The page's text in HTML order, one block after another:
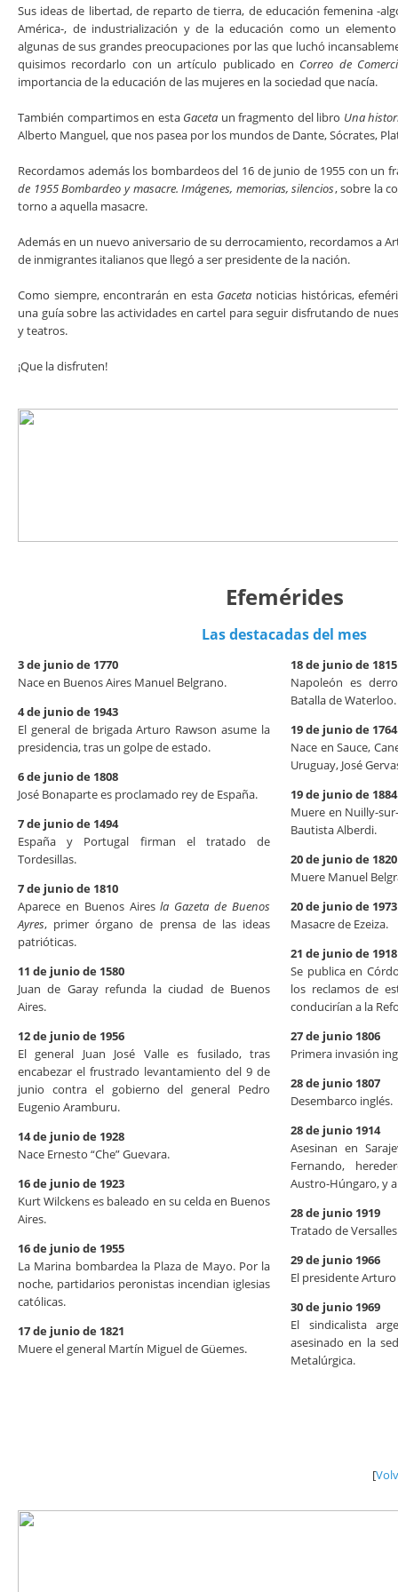
Sus ideas de libertad, de reparto de tierra, de educación femenina -
América-, de industrialización y de la educación como un
algunas de sus grandes preocupaciones por las que luchó
quisimos recordarlo con un artículo publicado en Correo de
importancia de la educación de las mujeres en la sociedad que nacía.
También compartimos en esta Gaceta un fragmento del libro Una
Alberto Manguel, que nos pasea por los mundos de Dante, Sócrates,
Recordamos además los bombardeos del 16 de junio de 1955 con un
de 1955 Bombardeo y masacre. Imágenes, memorias, silencios, sobre la
torno a aquella masacre.
Además en un nuevo aniversario de su derrocamiento, recordamos a
de inmigrantes italianos que llegó a ser presidente de la nación.
Como siempre, encontrarán en esta Gaceta noticias históricas,
una guía sobre las actividades en cartel para seguir disfrutando de
y teatros.
¡Que la disfruten!
Efemérides
Las destacadas del mes
3 de junio de 1770
Nace en Buenos Aires Manuel Belgrano.
4 de junio de 1943
El general de brigada Arturo Rawson asume la
presidencia, tras un golpe de estado.
6 de junio de 1808
José Bonaparte es proclamado rey de España.
7 de junio de 1494
España y Portugal firman el tratado de
Tordesillas.
7 de junio de 1810
Aparece en Buenos Airesla Gazeta de Buenos
Ayres, primer órgano de prensa de las ideas
patrióticas.
11 de junio de 1580
Juan de Garay refunda la ciudad de Buenos
Aires.
12 de junio de 1956
El general Juan José Valle es fusilado, tras
encabezar el frustrado levantamiento del 9 de
junio contra el gobierno del general Pedro
Eugenio Aramburu.
14 de junio de 1928
Nace Ernesto “Che” Guevara.
16 de junio de 1923
Kurt Wilckens es baleado en su celda en Buenos
Aires.
16 de junio de 1955
La Marina bombardea la Plaza de Mayo. Por la
noche, partidarios peronistas incendian iglesias
católicas.
17 de junio de 1821
Muere el general Martín Miguel de Güemes.
18 de junio de 1815
Napoleón es
Batalla de Waterloo.
19 de junio de 1764
Nace en Sauce,
Uruguay, José
19 de junio de 1884
Muere en Nuilly-
Bautista Alberdi.
20 de junio de 1820
Muere Manuel
20 de junio de 1973
Masacre de Ezeiza.
21 de junio de 1918
Se publica en
los reclamos de
conducirían a la
27 de junio 1806
Primera invasión
28 de junio 1807
Desembarco inglés.
28 de junio 1914
Asesinan en
Fernando,
Austro-Húngaro, y
28 de junio 1919
Tratado de
29 de junio 1966
El presidente
30 de junio 1969
El sindicalista
asesinado en la
Metalúrgica.
[